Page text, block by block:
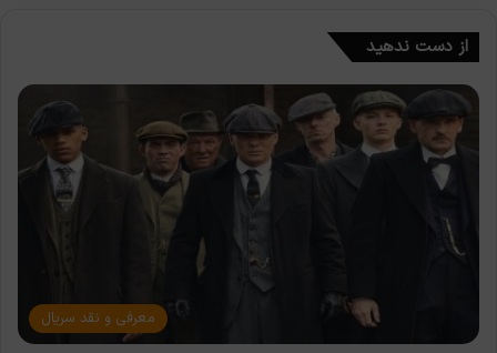
از دست ندهید
معرفی و نقد سریال